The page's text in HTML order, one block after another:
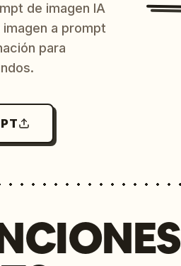
de imagen IA
a prompt
para